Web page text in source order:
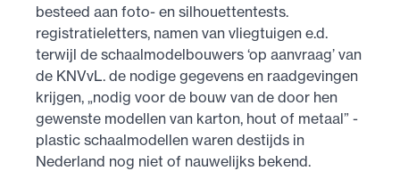
besteed aan foto- en sil­houetten­tests.
registratieletters, namen van vliegtuigen e.d.
terwijl de schaalmodelbouwers ‘op aanvraag’ van
de KNVvL. de nodige gegevens en raadgevingen
krijgen, „nodig voor de bouw van de door hen
gewenste modellen van karton, hout of metaal” -
plastic schaalmodellen waren destijds in
Nederland nog niet of nauwelijks bekend.